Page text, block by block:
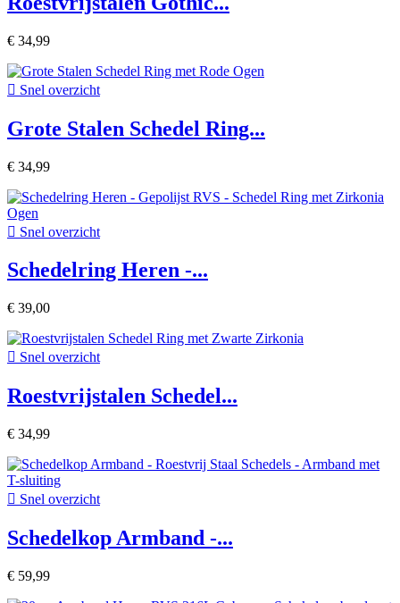
€ 34,99
 Snel overzicht
Grote Stalen Schedel Ring...
€ 34,99
 Snel overzicht
Schedelring Heren -...
€ 39,00
 Snel overzicht
Roestvrijstalen Schedel...
€ 34,99
 Snel overzicht
Schedelkop Armband -...
€ 59,99